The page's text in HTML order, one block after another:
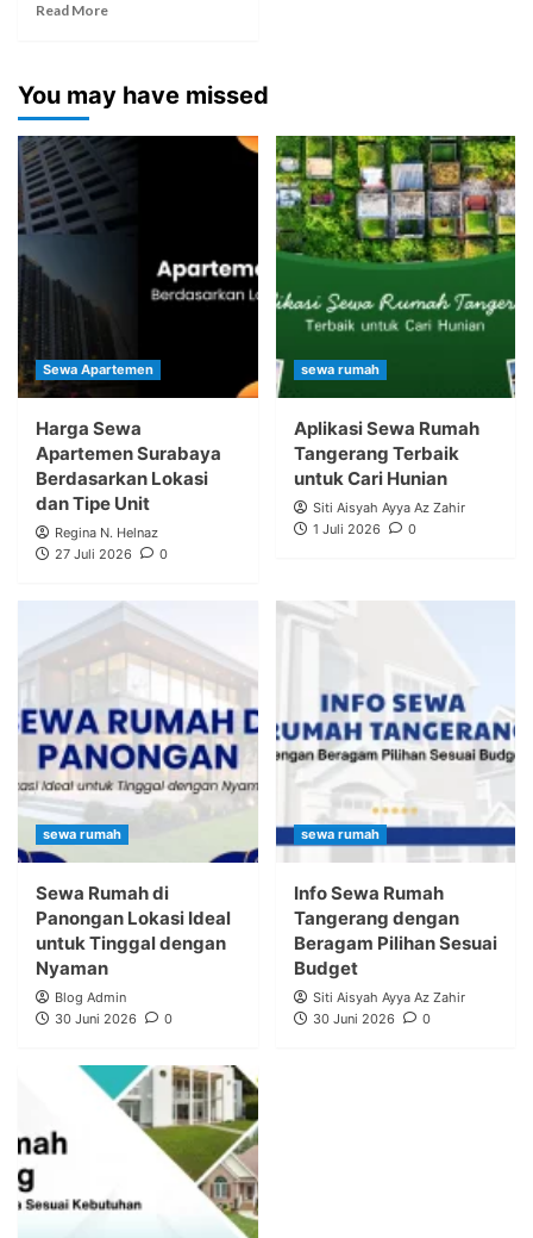
Read More
You may have missed
Sewa Apartemen
Harga Sewa
Apartemen Surabaya
Berdasarkan Lokasi
dan Tipe Unit
Regina N. Helnaz
27 Juli 2026
0
sewa rumah
Aplikasi Sewa Rumah
Tangerang Terbaik
untuk Cari Hunian
Siti Aisyah Ayya Az Zahir
1 Juli 2026
0
sewa rumah
Sewa Rumah di
Panongan Lokasi Ideal
untuk Tinggal dengan
Nyaman
Blog Admin
30 Juni 2026
0
sewa rumah
Info Sewa Rumah
Tangerang dengan
Beragam Pilihan Sesuai
Budget
Siti Aisyah Ayya Az Zahir
30 Juni 2026
0